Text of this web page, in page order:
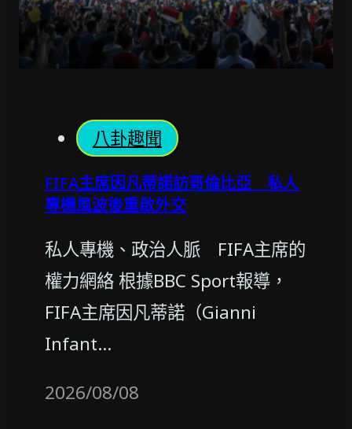
八卦趣聞
FIFA主席因凡蒂諾訪哥倫比亞 私人
專機風波後重啟外交
私人專機、政治人脈 FIFA主席的
權力網絡 根據BBC Sport報導，
FIFA主席因凡蒂諾（Gianni
Infant…
2026/08/08